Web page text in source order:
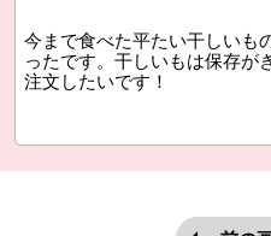
今まで食べた平たい干しいも
ったです。干しいもは保存が
注文したいです！